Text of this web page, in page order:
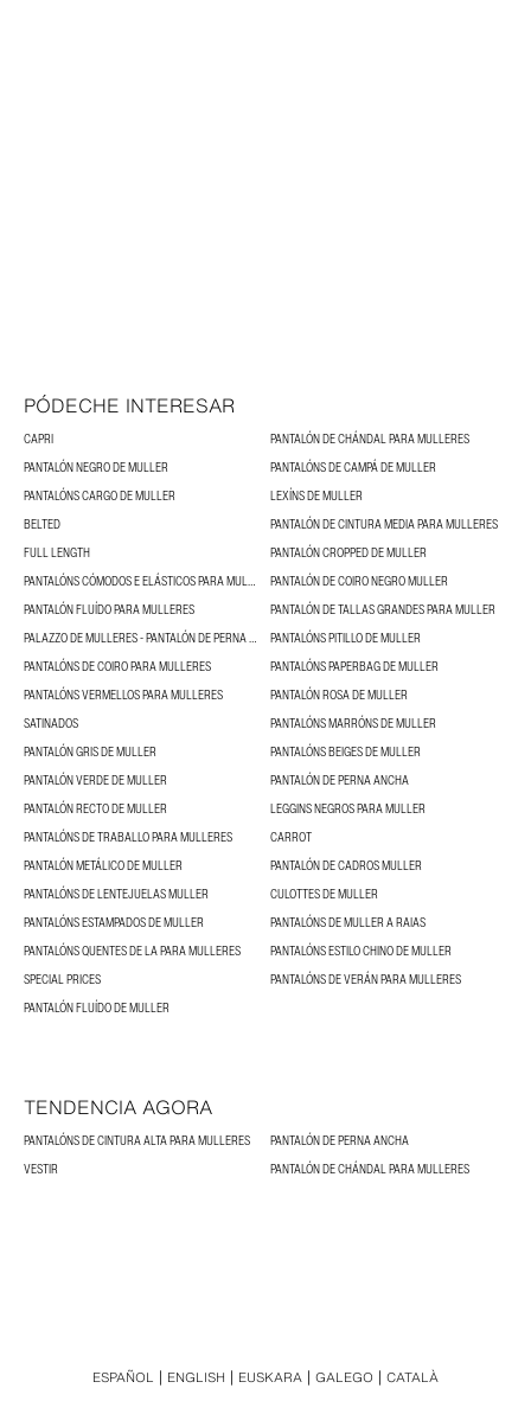
PÓDECHE INTERESAR
CAPRI
PANTALÓN DE CHÁNDAL PARA MULLERES
PANTALÓN NEGRO DE MULLER
PANTALÓNS DE CAMPÁ DE MULLER
PANTALÓNS CARGO DE MULLER
LEXÍNS DE MULLER
BELTED
PANTALÓN DE CINTURA MEDIA PARA MULLERES
FULL LENGTH
PANTALÓN CROPPED DE MULLER
PANTALÓNS CÓMODOS E ELÁSTICOS PARA MULLERES
PANTALÓN DE COIRO NEGRO MULLER
PANTALÓN FLUÍDO PARA MULLERES
PANTALÓN DE TALLAS GRANDES PARA MULLER
PALAZZO DE MULLERES - PANTALÓN DE PERNA ANCHA
PANTALÓNS PITILLO DE MULLER
PANTALÓNS DE COIRO PARA MULLERES
PANTALÓNS PAPERBAG DE MULLER
PANTALÓNS VERMELLOS PARA MULLERES
PANTALÓN ROSA DE MULLER
SATINADOS
PANTALÓNS MARRÓNS DE MULLER
PANTALÓN GRIS DE MULLER
PANTALÓNS BEIGES DE MULLER
PANTALÓN VERDE DE MULLER
PANTALÓN DE PERNA ANCHA
PANTALÓN RECTO DE MULLER
LEGGINS NEGROS PARA MULLER
PANTALÓNS DE TRABALLO PARA MULLERES
CARROT
PANTALÓN METÁLICO DE MULLER
PANTALÓN DE CADROS MULLER
PANTALÓNS DE LENTEJUELAS MULLER
CULOTTES DE MULLER
PANTALÓNS ESTAMPADOS DE MULLER
PANTALÓNS DE MULLER A RAIAS
PANTALÓNS QUENTES DE LA PARA MULLERES
PANTALÓNS ESTILO CHINO DE MULLER
SPECIAL PRICES
PANTALÓNS DE VERÁN PARA MULLERES
PANTALÓN FLUÍDO DE MULLER
TENDENCIA AGORA
PANTALÓNS DE CINTURA ALTA PARA MULLERES
PANTALÓN DE PERNA ANCHA
VESTIR
PANTALÓN DE CHÁNDAL PARA MULLERES
ESPAÑOL ENGLISH EUSKARA GALEGO CATALÀ